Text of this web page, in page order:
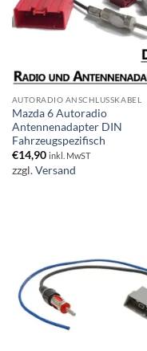
AUTORADIO ANSCHLUSSKABEL
Mazda 6 Autoradio
Antennenadapter DIN
Fahrzeugspezifisch
€14,90 inkl. MwST
zzgl.Versand